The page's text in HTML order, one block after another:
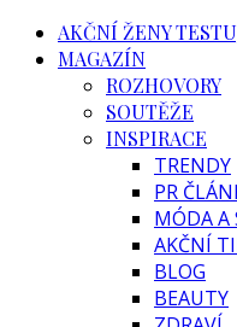
AKČNÍ ŽENY
MAGAZÍN
ROZHOVORY
SOUTĚŽE
INSPIRACE
TRENDY
PR
MÓDA A
AKČNÍ
BLOG
BEAUTY